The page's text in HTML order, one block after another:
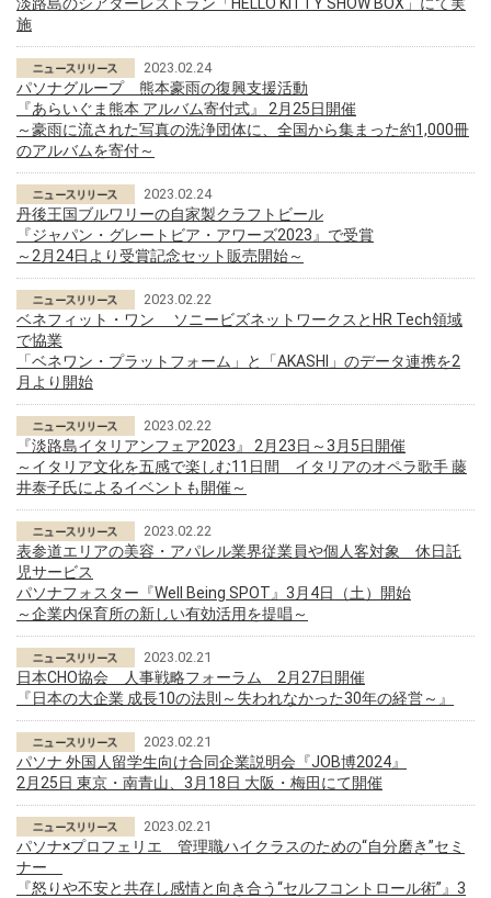
施
2023.02.24
パソナグループ 熊本豪雨の復興支援活動
『あらいぐま熊本 アルバム寄付式』 2月25日開催
～豪雨に流された写真の洗浄団体に、全国から集まった約1,000冊
のアルバムを寄付～
2023.02.24
丹後王国ブルワリーの自家製クラフトビール
『ジャパン・グレートビア・アワーズ2023』で受賞
～2月24日より受賞記念セット販売開始～
2023.02.22
ベネフィット・ワン ソニービズネットワークスとHR Tech領域
で協業
「ベネワン・プラットフォーム」と「AKASHI」のデータ連携を2
月より開始
2023.02.22
『淡路島イタリアンフェア2023』 2月23日～3月5日開催
～イタリア文化を五感で楽しむ11日間 イタリアのオペラ歌手 藤
井泰子氏によるイベントも開催～
2023.02.22
表参道エリアの美容・アパレル業界従業員や個人客対象 休日託
児サービス
パソナフォスター『Well Being SPOT』3月4日（土）開始
～企業内保育所の新しい有効活用を提唱～
2023.02.21
日本CHO協会 人事戦略フォーラム 2月27日開催
『日本の大企業 成長10の法則～失われなかった30年の経営～』
2023.02.21
パソナ 外国人留学生向け合同企業説明会『JOB博2024』
2月25日 東京・南青山、3月18日 大阪・梅田にて開催
2023.02.21
パソナ×プロフェリエ 管理職ハイクラスのための“自分磨き”セミ
ナー
『怒りや不安と共存し感情と向き合う“セルフコントロール術”』3